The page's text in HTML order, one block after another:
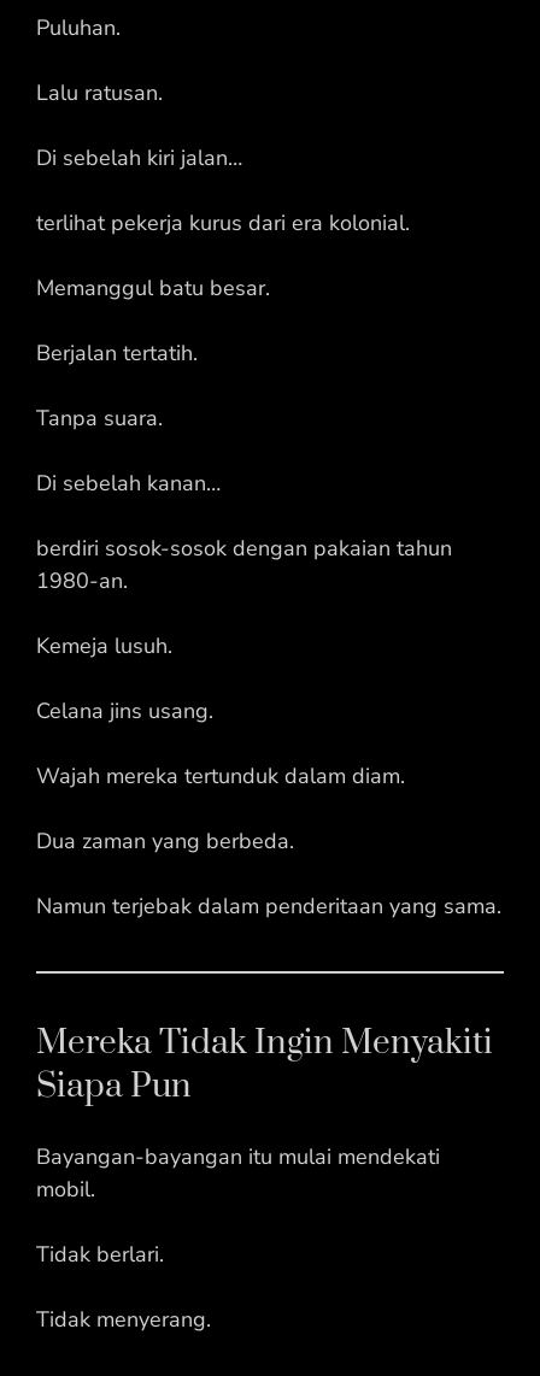
Puluhan.
Lalu ratusan.
Di sebelah kiri jalan…
terlihat pekerja kurus dari era kolonial.
Memanggul batu besar.
Berjalan tertatih.
Tanpa suara.
Di sebelah kanan…
berdiri sosok-sosok dengan pakaian tahun
1980-an.
Kemeja lusuh.
Celana jins usang.
Wajah mereka tertunduk dalam diam.
Dua zaman yang berbeda.
Namun terjebak dalam penderitaan yang sama.
Mereka Tidak Ingin Menyakiti
Siapa Pun
Bayangan-bayangan itu mulai mendekati
mobil.
Tidak berlari.
Tidak menyerang.